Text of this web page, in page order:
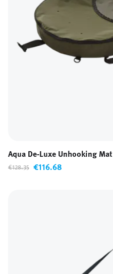
Aqua De-Luxe Unhooking Mat
€128.35 €116.68